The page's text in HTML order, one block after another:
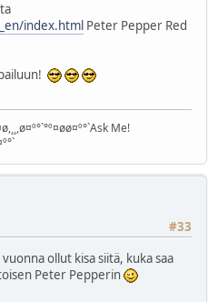
index.html Peter Pepper Red
Me!
#33
ollut kisa siitä, kuka saa
Peter Pepperin